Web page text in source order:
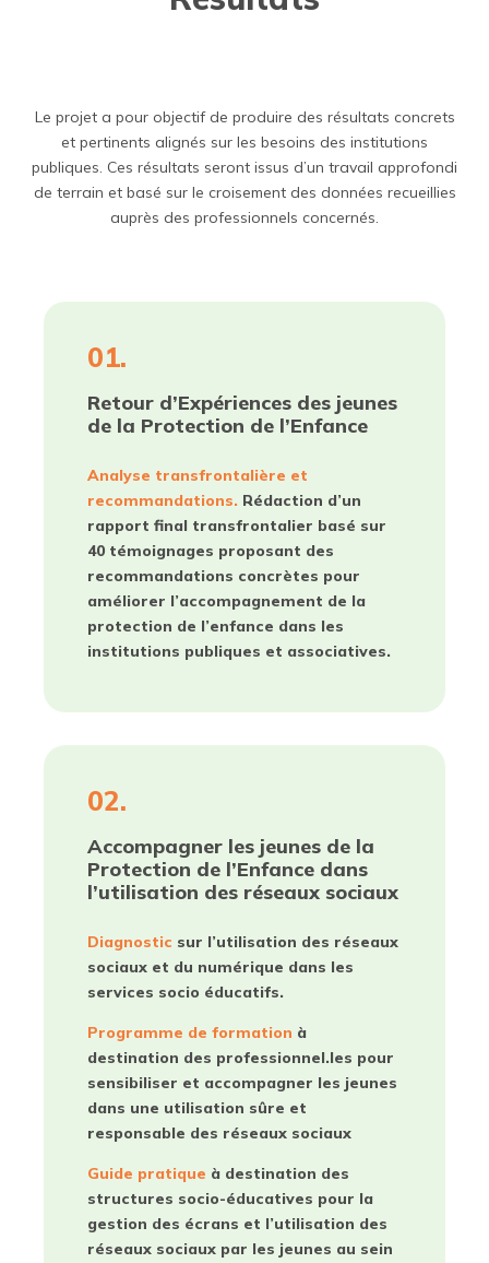
Le projet a pour objectif de produire des résultats concrets
et pertinents alignés sur les besoins des institutions
publiques. Ces résultats seront issus d’un travail approfondi
de terrain et basé sur le croisement des données recueillies
auprès des professionnels concernés.
01.
Retour d’Expériences des jeunes
de la Protection de l’Enfance
Analyse transfrontalière et
recommandations. Rédaction d’un
rapport final transfrontalier basé sur
40 témoignages proposant des
recommandations concrètes pour
améliorer l’accompagnement de la
protection de l’enfance dans les
institutions publiques et associatives.
02.
Accompagner les jeunes de la
Protection de l’Enfance dans
l’utilisation des réseaux sociaux
Diagnostic sur l’utilisation des réseaux
sociaux et du numérique dans les
services socio éducatifs.
Programme de formation à
destination des professionnel.les pour
sensibiliser et accompagner les jeunes
dans une utilisation sûre et
responsable des réseaux sociaux
Guide pratique à destination des
structures socio-éducatives pour la
gestion des écrans et l’utilisation des
réseaux sociaux par les jeunes au sein